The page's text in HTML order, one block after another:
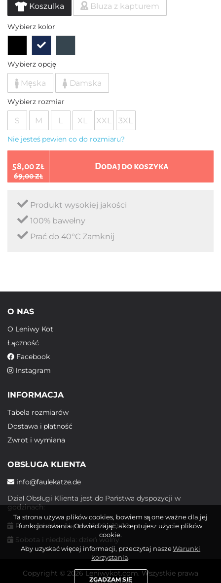
Koszulka Bluza z kapturem
Wybierz kolor
Wybierz opcję
Męska Damska
Wybierz rozmiar
S M L XL XXL 3XL
Nie jesteś pewien co do rozmiaru?
58,00 zł
69,00 zł
Dodaj do koszyka
Produkt wysokiej jakości
100% bawełny
Prać do 40°C Zamknij
O NAS
O Leniwy Kot
Łączność
Facebook
Instagram
INFORMACJA
Tabela rozmiarów
Dostawa i płatność
Zwrot i wymiana
OBSŁUGA KLIENTA
info@faulekatze.de
Dział Obsługi Klienta jest do Państwa dyspozycji w
godzinach:
Poniedziałek - piątek: 10:00 - 19:00
Sobota i niedziela: dzień wolny
Copyright © 2026 Leniwykot.com. Wszystkie prawa
Ta strona używa plików cookies, bowiem są one ważne dla jej
funkcjonowania. Odwiedzając, akceptujesz użycie plików
cookie.
Aby uzyskać więcej informacji, przeczytaj naszeWarunki
korzystania.
ZGADZAM SIĘ